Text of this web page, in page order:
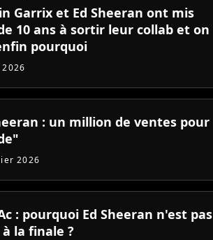
Garrix et Ed Sheeran ont mis
10 ans à sortir leur collab et on
pourquoi
: un million de ventes pour
2026
: pourquoi Ed Sheeran n'est pas
la finale ?